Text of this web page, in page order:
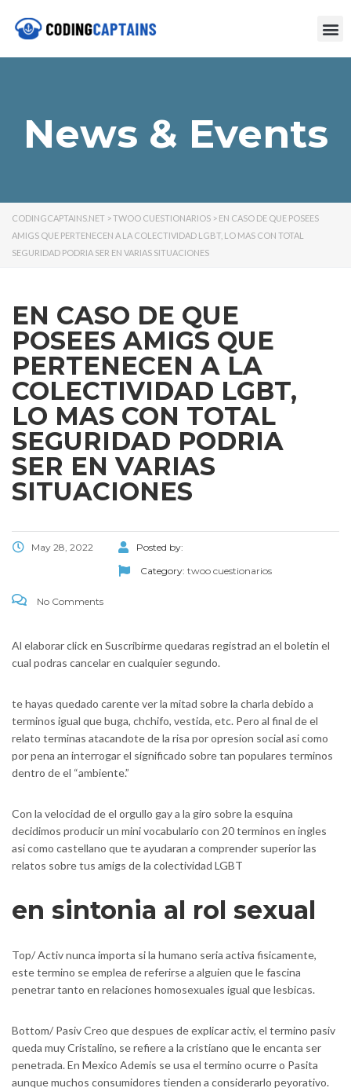
News & Events
CODINGCAPTAINS.NET >TWOO CUESTIONARIOS > EN CASO DE QUE POSEES
AMIGS QUE PERTENECEN A LA COLECTIVIDAD LGBT, LO MAS CON TOTAL
SEGURIDAD PODRI­A SER EN VARIAS SITUACIONES
EN CASO DE QUE
POSEES AMIGS QUE
PERTENECEN A LA
COLECTIVIDAD LGBT,
LO MAS CON TOTAL
SEGURIDAD PODRI­A
SER EN VARIAS
SITUACIONES
May 28, 2022
Posted by:
Category: twoo cuestionarios
No Comments
Al elaborar click en Suscribirme quedaras registrad an el boletin el
cual podras cancelar en cualquier segundo.
te hayas quedado carente ver la mitad sobre la charla debido a
terminos igual que buga, chchifo, vestida, etc. Pero al final de el
relato terminas atacandote de la risa por opresion social asi­ como
por pena an interrogar el significado sobre tan populares terminos
dentro de el “ambiente.”
Con la velocidad de el orgullo gay a la giro sobre la esquina
decidimos producir un mini vocabulario con 20 terminos en ingles
asi­ como castellano que te ayudaran a comprender superior las
relatos sobre tus amigs de la colectividad LGBT
en sintonia al rol sexual
Top/ Activ nunca importa si la humano seri­a activa fisicamente,
este termino se emplea de referirse a alguien que le fascina
penetrar tanto en relaciones homosexuales igual que lesbicas.
Bottom/ Pasiv Creo que despues de explicar activ, el termino pasiv
queda muy Cristalino, se refiere a la cristiano que le encanta ser
penetrada. En Mexico Ademis se usa el termino ocurre o Pasita
aunque muchos consumidores tienden a considerarlo peyorativo.